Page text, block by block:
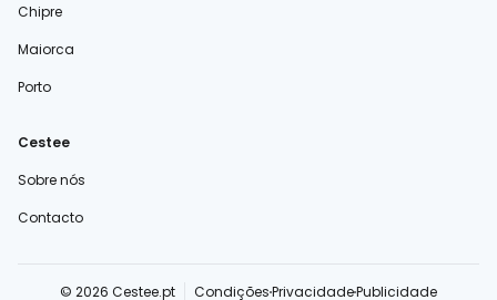
Chipre
Maiorca
Porto
Cestee
Sobre nós
Contacto
© 2026 Cestee.pt CondiçõesPrivacidadePublicidade